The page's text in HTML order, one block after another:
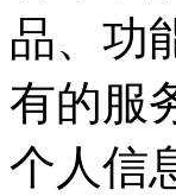
品、功
有的服
个人信